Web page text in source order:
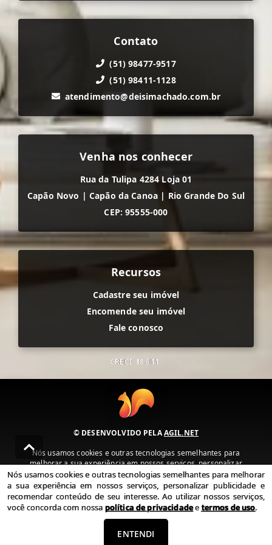
Contato
(51) 98477-9517
(51) 98411-1128
atendimento@deisimachado.com.br
Venha nos conhecer
Rua da Tulipa 4284 Loja 01
Capão Novo | Capão da Canoa | Rio Grande Do Sul
CEP: 95555-000
Recursos
Cadastre seu imóvel
Encomende seu imóvel
Fale conosco
CRECI 18.811
© DESENVOLVIDO PELAAGIL.NET
Nós usamos cookies e outras tecnologias semelhantes para
melhorar a sua experiência em nossos serviços, personalizar
publicidade e recomendar conteúdo de seu interesse. Ao utilizar
nossos serviços, você concorda com nossa política de privacidade e
termos de uso.
Política de Privacidade Termos de uso
Nós usamos cookies e outras tecnologias semelhantes para melhorar
a sua experiência em nossos serviços, personalizar publicidade e
recomendar conteúdo de seu interesse. Ao utilizar nossos serviços,
você concorda com nossa política de privacidadeetermos de uso.
ENTENDI